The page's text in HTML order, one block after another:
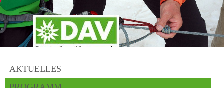
AKTUELLES